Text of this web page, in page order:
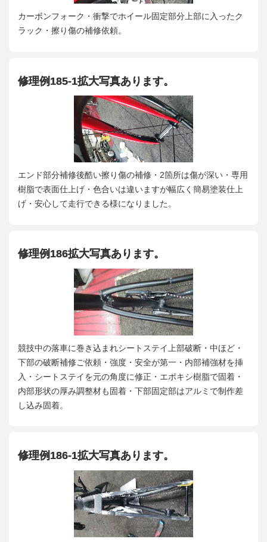
カーボンフォーク・衝撃でホイール固定部分上部に入ったク
ラック・擦り傷の補修依頼。
修理例185-1拡大写真あります。
エンド部分補修後酷い擦り傷の補修・2箇所は傷が深い・専用
樹脂で表面仕上げ・色合いは違いますが幅広く簡易塗装仕上
げ・安心して走行できる様になりました。
修理例186拡大写真あります。
競技中の落車に巻き込まれシートステイ上部破断・中ほど・
下部の破断補修ご依頼・強度・安全が第一・内部補強材を挿
入・シートステイを元の角度に修正・エポキシ樹脂で固着・
内部形状の厚み調整材も固着・下部固定部はアルミで制作差
し込み固着。
修理例186-1拡大写真あります。